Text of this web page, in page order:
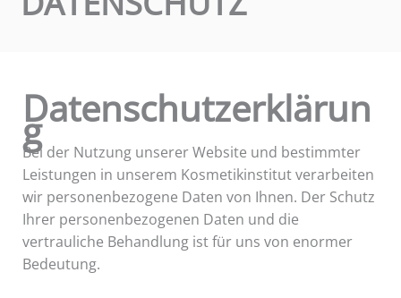
Datenschutzerklärun
g
Bei der Nutzung unserer Website und bestimmter
Leistungen in unserem Kosmetikinstitut verarbeiten
wir personenbezogene Daten von Ihnen. Der Schutz
Ihrer personenbezogenen Daten und die
vertrauliche Behandlung ist für uns von enormer
Bedeutung.